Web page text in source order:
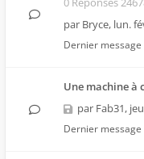
par Bryce, lun.
Dernier
Une machine à
par Fab31,
Dernier